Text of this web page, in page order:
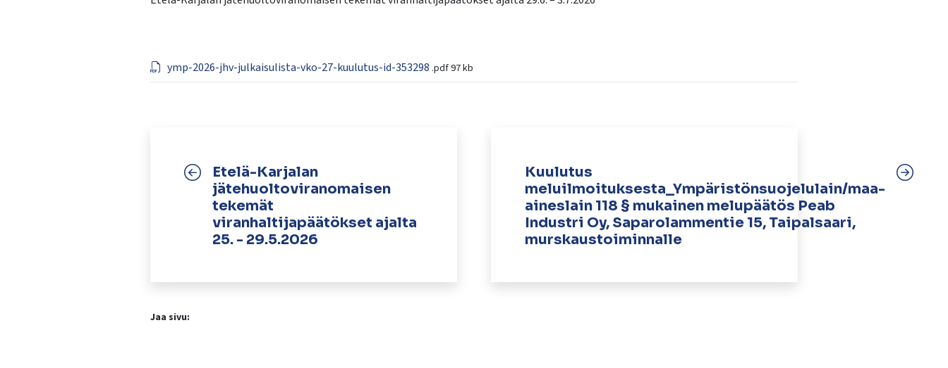
käyttää
ymp-2026-jhv-julkaisulista-vko-27-kuulutus-id-353298 .pdf97 kb
Etelä-Karjalan
jätehuoltoviranomaisen
tekemät
viranhaltijapäätökset ajalta
25. - 29.5.2026
Kuulutus
meluilmoituksesta_Ympäristönsuojelulain/maa-
aineslain 118 § mukainen melupäätös Peab
Industri Oy, Saparolammentie 15, Taipalsaari,
murskaustoiminnalle
Jaa sivu: